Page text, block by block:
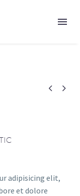
 
adipisicing elit,
et dolore